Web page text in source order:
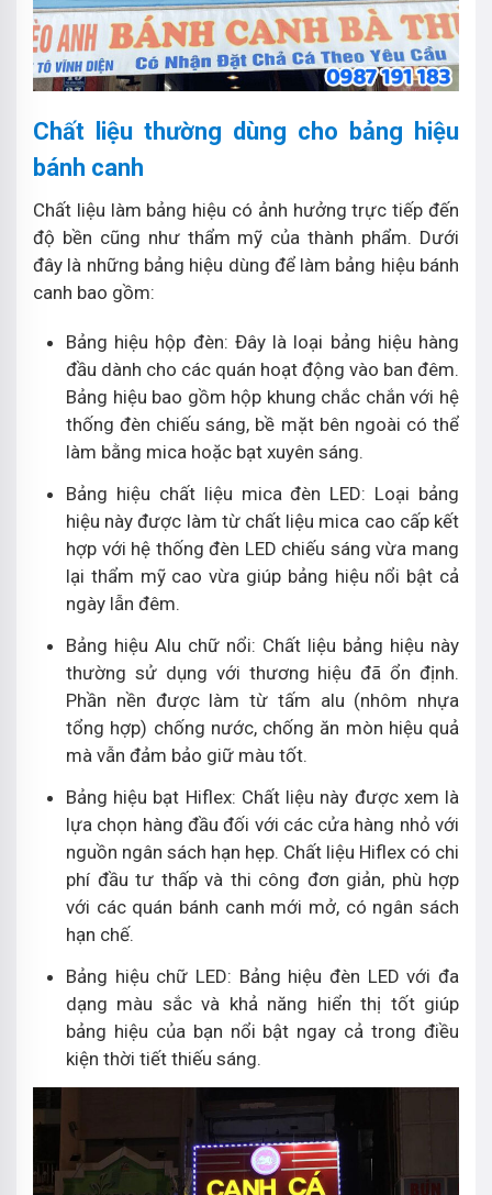
Chất liệu thường dùng cho bảng hiệu
bánh canh
Chất liệu làm bảng hiệu có ảnh hưởng trực tiếp đến
độ bền cũng như thẩm mỹ của thành phẩm. Dưới
đây là những bảng hiệu dùng để làm bảng hiệu bánh
canh bao gồm:
Bảng hiệu hộp đèn: Đây là loại bảng hiệu hàng
đầu dành cho các quán hoạt động vào ban đêm.
Bảng hiệu bao gồm hộp khung chắc chắn với hệ
thống đèn chiếu sáng, bề mặt bên ngoài có thể
làm bằng mica hoặc bạt xuyên sáng.
Bảng hiệu chất liệu mica đèn LED: Loại bảng
hiệu này được làm từ chất liệu mica cao cấp kết
hợp với hệ thống đèn LED chiếu sáng vừa mang
lại thẩm mỹ cao vừa giúp bảng hiệu nổi bật cả
ngày lẫn đêm.
Bảng hiệu Alu chữ nổi: Chất liệu bảng hiệu này
thường sử dụng với thương hiệu đã ổn định.
Phần nền được làm từ tấm alu (nhôm nhựa
tổng hợp) chống nước, chống ăn mòn hiệu quả
mà vẫn đảm bảo giữ màu tốt.
Bảng hiệu bạt Hiflex: Chất liệu này được xem là
lựa chọn hàng đầu đối với các cửa hàng nhỏ với
nguồn ngân sách hạn hẹp. Chất liệu Hiflex có chi
phí đầu tư thấp và thi công đơn giản, phù hợp
với các quán bánh canh mới mở, có ngân sách
hạn chế.
Bảng hiệu chữ LED: Bảng hiệu đèn LED với đa
dạng màu sắc và khả năng hiển thị tốt giúp
bảng hiệu của bạn nổi bật ngay cả trong điều
kiện thời tiết thiếu sáng.